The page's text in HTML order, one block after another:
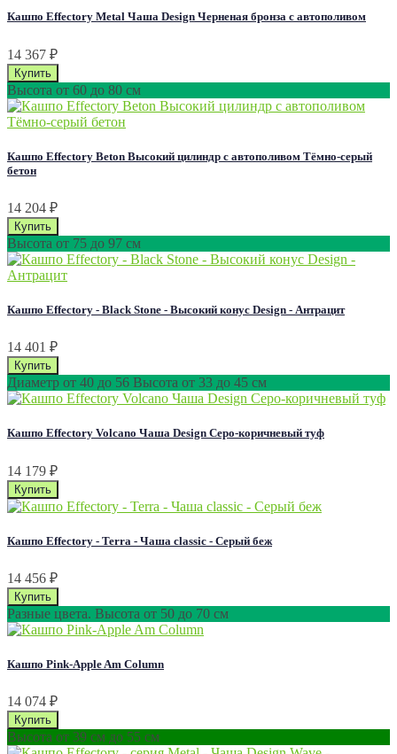
Кашпо Effectory Metal Чаша Design Черненая бронза с автополивом
14 367 ₽
Высота от 60 до 80 см
Кашпо Effectory Beton Высокий цилиндр с автополивом Тёмно-серый
бетон
14 204 ₽
Высота от 75 до 97 см
Кашпо Effectory - Black Stone - Высокий конус Design - Антрацит
14 401 ₽
Диаметр от 40 до 56 Высота от 33 до 45 см
Кашпо Effectory Volcano Чаша Design Серо-коричневый туф
14 179 ₽
Кашпо Effectory - Terra - Чаша classic - Серый беж
14 456 ₽
Разные цвета. Высота от 50 до 70 см
Кашпо Pink-Apple Am Column
14 074 ₽
Высота от 39 см до 55 см